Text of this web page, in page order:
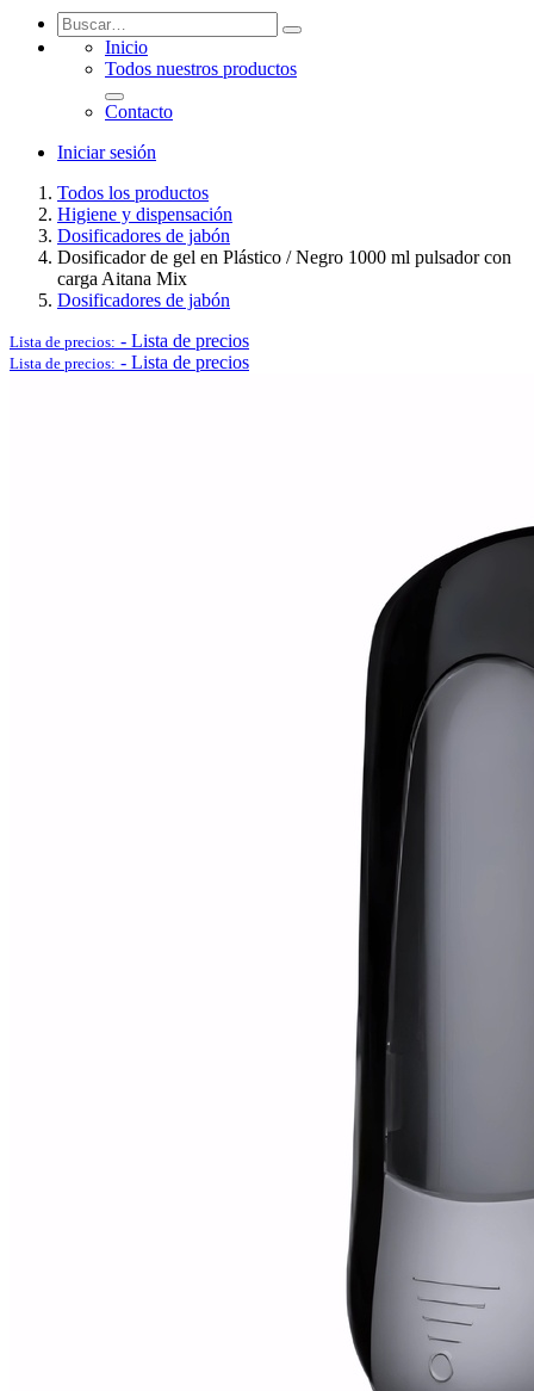
Logística y Equipamiento Auxiliar
Ver todo en Logística y Equipamiento Auxiliar→
Carros
Mobiliario de vestuarios
Ver todo en Mobiliario de vestuarios→
Inicio
Todos nuestros productos
Contacto
Iniciar sesión
Todos los productos
Higiene y dispensación
Dosificadores de jabón
Dosificador de gel en Plástico / Negro 1000 ml pulsador con
carga Aitana Mix
Dosificadores de jabón
Lista de precios: - Lista de precios
Lista de precios: - Lista de precios